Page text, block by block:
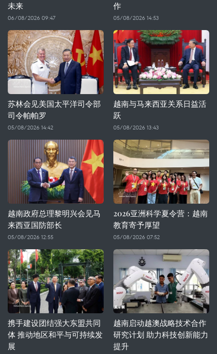
未来
06/08/2026 09:47
作
05/08/2026 14:53
苏林会见美国太平洋司令部
司令帕帕罗
05/08/2026 14:42
越南与马来西亚关系日益活
跃
05/08/2026 13:43
越南政府总理黎明兴会见马
来西亚国防部长
05/08/2026 12:55
2026亚洲科学夏令营：越南
教育寄予厚望
05/08/2026 07:52
携手建设团结强大东盟共同
体 推动地区和平与可持续发
展
越南启动越澳战略技术合作
研究计划 助力科技创新能力
提升